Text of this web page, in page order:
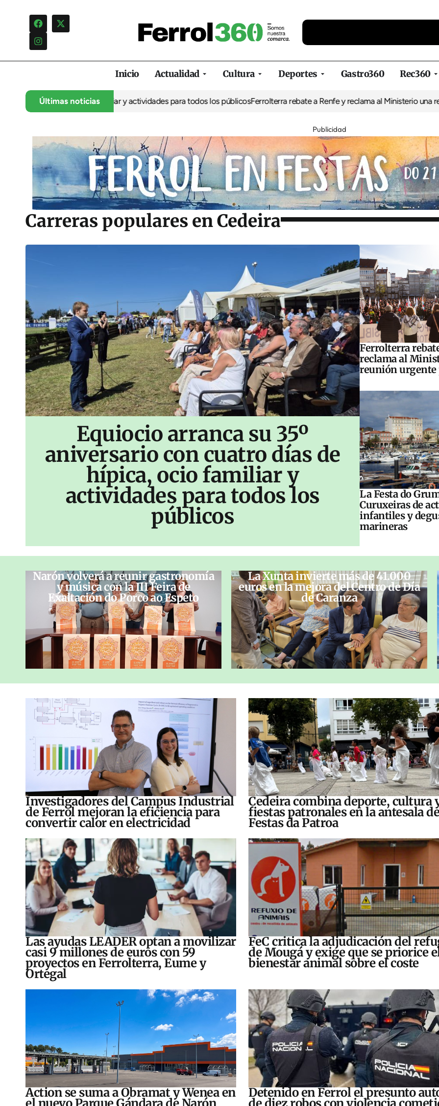
Inicio Actualidad Cultura Deportes Gastro360 Rec360
Últimas noticias
de hípica, ocio familiar y actividades para todos los públicosFerrolterra rebate a Renfe y reclama al Ministerio una reunión
Publicidad
Carreras populares en Cedeira
Equiocio arranca su 35º
aniversario con cuatro días de
hípica, ocio familiar y
actividades para todos los
públicos
Ferrolterra
reclama al
reunión urgente
La Festa do
Curuxeiras de
infantiles y
marineras
Narón volverá a reunir gastronomía
y música con la III Feira de
Exaltación do Porco ao Espeto
La Xunta invierte más de 41.000
euros en la mejora del Centro de Día
de Caranza
Investigadores del Campus Industrial
de Ferrol mejoran la eficiencia para
convertir calor en electricidad
Cedeira combina deporte, cultura
fiestas patronales en la antesala
Festas da Patroa
Las ayudas LEADER optan a movilizar
casi 9 millones de euros con 59
proyectos en Ferrolterra, Eume y
Ortegal
FeC critica la adjudicación del
de Mougá y exige que se priorice
bienestar animal sobre el coste
Action se suma a Obramat y Wenea en Detenido en Ferrol el presunto